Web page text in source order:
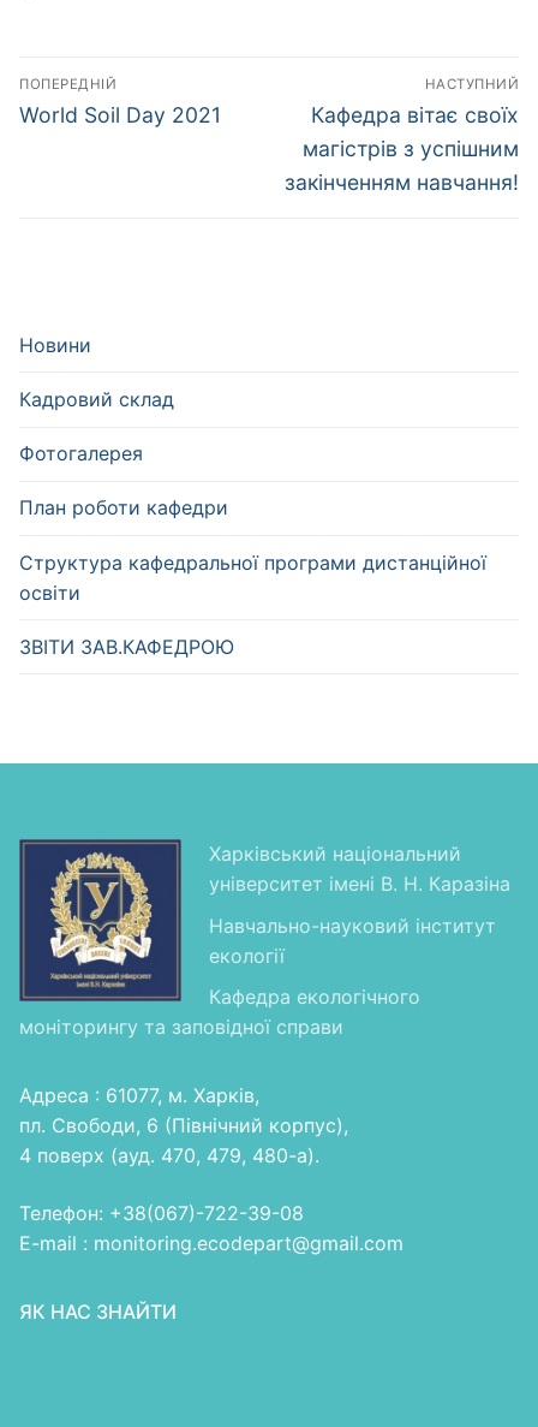
Навігація
записів
ПОПЕРЕДНІЙ
Попередній
World Soil Day 2021
НАСТУПНИЙ
Наступний
запис:
Кафедра вітає своїх
магістрів з успішним
закінченням навчання!
Новини
Кадровий склад
Фотогалерея
План роботи кафедри
Структура кафедральної програми дистанційної
освіти
ЗВІТИ ЗАВ.КАФЕДРОЮ
Харківський національний
університет імені В. Н. Каразіна
Навчально-науковий інститут
екології
Кафедра екологічного
моніторингу та заповідної справи
Адреса : 61077, м. Харків,
пл. Свободи, 6 (Північний корпус),
4 поверх (ауд. 470, 479, 480-а).
Телефон: +38(067)-722-39-08
E-mail : monitoring.ecodepart@gmail.com
ЯК НАС ЗНАЙТИ